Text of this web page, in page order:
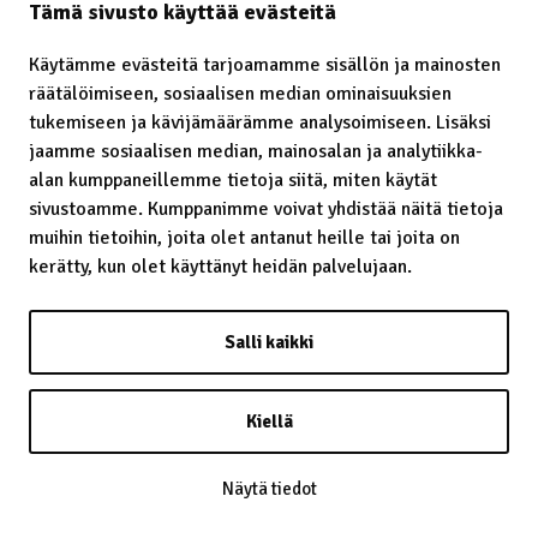
Tämä sivusto käyttää evästeitä
Käytämme evästeitä tarjoamamme sisällön ja mainosten
räätälöimiseen, sosiaalisen median ominaisuuksien
tukemiseen ja kävijämäärämme analysoimiseen. Lisäksi
jaamme sosiaalisen median, mainosalan ja analytiikka-
alan kumppaneillemme tietoja siitä, miten käytät
sivustoamme. Kumppanimme voivat yhdistää näitä tietoja
muihin tietoihin, joita olet antanut heille tai joita on
kerätty, kun olet käyttänyt heidän palvelujaan.
Salli kaikki
Kiellä
Näytä tiedot
Laavu – lávvu
Laidunrauha
Lainatut perinteet
Lainsäädäntö
Lapin kaste
Lappalainen
Lapsiin kohdistunut häirintä